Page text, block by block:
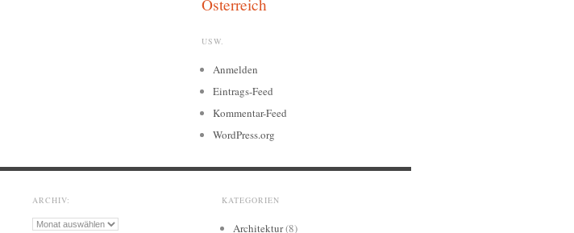
Österreich
USW.
Anmelden
Eintrags-Feed
Kommentar-Feed
WordPress.org
ARCHIV:
Archiv:
KATEGORIEN
Architektur(8)